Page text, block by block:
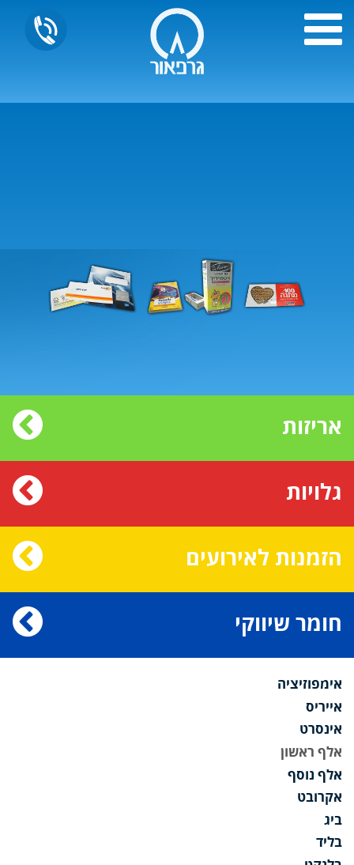
אריזות
גלויות
הזמנות לאירועים
חומר שיווקי
אימפוזיציה
אייריס
אינסרט
אלף ראשון
אלף נוסף
אקרובט
ביג
בליד